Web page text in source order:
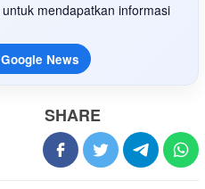
untuk mendapatkan informasi
Google News
SHARE